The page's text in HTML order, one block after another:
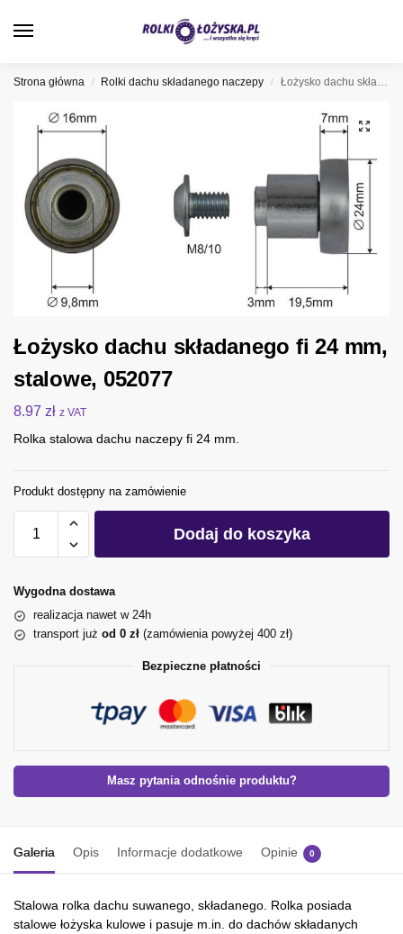
Strona główna / Rolki dachu składanego naczepy / Łożysko dachu składanego fi 24 mm, stalowe, 052077
Łożysko dachu składanego fi 24 mm,
stalowe, 052077
8.97 zł z VAT
Rolka stalowa dachu naczepy fi 24 mm.
Produkt dostępny na zamówienie
Dodaj do koszyka
Wygodna dostawa
realizacja nawet w 24h
transport już od 0 zł (zamówienia powyżej 400 zł)
Bezpieczne płatności
Masz pytania odnośnie produktu?
Galeria Opis Informacje dodatkowe Opinie 0
Stalowa rolka dachu suwanego, składanego. Rolka posiada
stalowe łożyska kulowe i pasuje m.in. do dachów składanych